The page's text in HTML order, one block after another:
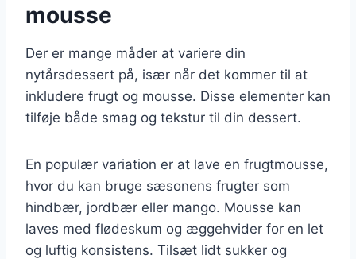
mousse
Der er mange måder at variere din
nytårsdessert på, især når det kommer til at
inkludere frugt og mousse. Disse elementer kan
tilføje både smag og tekstur til din dessert.
En populær variation er at lave en frugtmousse,
hvor du kan bruge sæsonens frugter som
hindbær, jordbær eller mango. Mousse kan
laves med flødeskum og æggehvider for en let
og luftig konsistens. Tilsæt lidt sukker og